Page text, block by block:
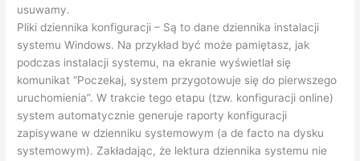
usuwamy.
Pliki dziennika konfiguracji – Są to dane dziennika instalacji
systemu Windows. Na przykład być może pamiętasz, jak
podczas instalacji systemu, na ekranie wyświetlał się
komunikat “Poczekaj, system przygotowuje się do pierwszego
uruchomienia”. W trakcie tego etapu (tzw. konfiguracji online)
system automatycznie generuje raporty konfiguracji
zapisywane w dzienniku systemowym (a de facto na dysku
systemowym). Zakładając, że lektura dziennika systemu nie